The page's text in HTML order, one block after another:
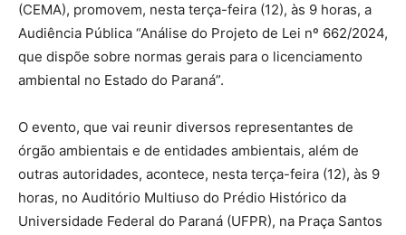
(CEMA), promovem, nesta terça-feira (12), às 9 horas, a
Audiência Pública “Análise do Projeto de Lei nº 662/2024,
que dispõe sobre normas gerais para o licenciamento
ambiental no Estado do Paraná”.
O evento, que vai reunir diversos representantes de
órgão ambientais e de entidades ambientais, além de
outras autoridades, acontece, nesta terça-feira (12), às 9
horas, no Auditório Multiuso do Prédio Histórico da
Universidade Federal do Paraná (UFPR), na Praça Santos